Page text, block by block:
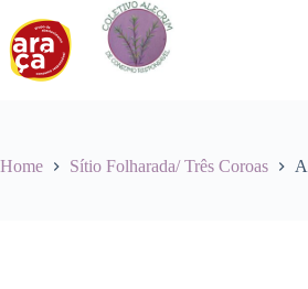
para
conteúdo
Home Sítio Folharada/ Três Coroas